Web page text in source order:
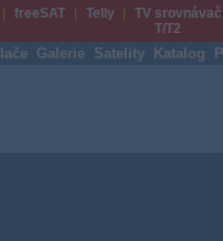
freeSAT Telly
TV srovnávač
T/T2
Galerie Satelity Katalog